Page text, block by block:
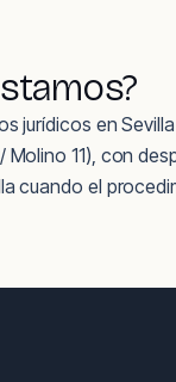
jurídicos en
Molino 11), con
cuando el